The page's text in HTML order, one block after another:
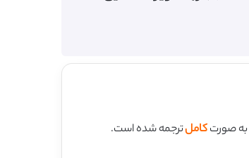
به صورتکاملترجمه شده است.